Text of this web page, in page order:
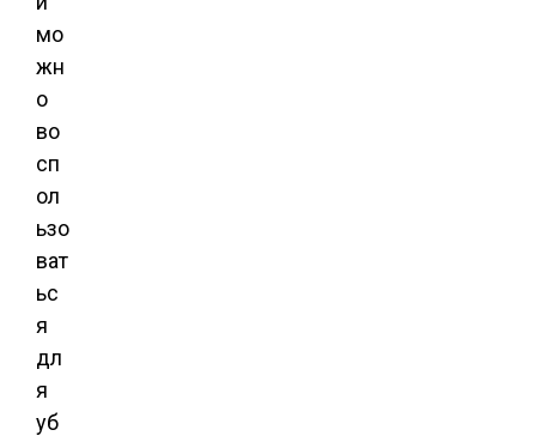
мо
жн
о
во
сп
ол
ьзо
ват
ьс
я
дл
я
уб